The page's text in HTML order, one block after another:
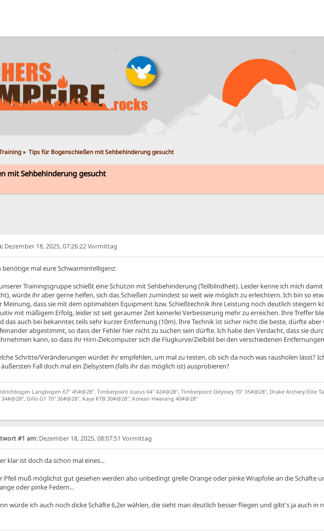
» Tips für Bogenschießen mit Sehbehinderung gesucht
mit Sehbehinderung gesucht
Dezember 18, 2025, 07:26:22 Vormittag
benötige mal eure Schwarmintelligenz:
Trainingsgruppe schießt eine Schützin mit Sehbehinderung (Teilblindheit). Leider kenne ich mich
würde ihr aber gerne helfen, sich das Schießen zumindest so weit wie möglich zu erleichtern. Ich bin so
Meinung, dass sie mit dem optimalsten Equipment bzw. Schießtechnik ihre Leistung noch deutlich steigern
mit mäßigem Erfolg, leider ist seit geraumer Zeit keinerlei Verbesserung mehr zu erreichen. Ihre Treffer
das auch bei bekannter, teils sehr kurzer Entfernung (10m). Ihre Technik ist sicher nicht die beste, dürfte
abgestimmt, so dass der Fehler hier nicht zu suchen sein dürfte. Ich habe den Verdacht, dass sie
kann, so dass ihr Hirn-Zielcomputer sich die Flugkurve/Zielbild bei den verschiedenen
Schritte/Veränderungen würdet ihr empfehlen, um mal zu testen, ob sich da noch was rausholen lässt?
Fall doch mal ein Zielsystem (falls ihr das möglich ist) ausprobieren?
Langbogen 67" 45#@28", Timberpoint Icarus 64" 42#@28", Timberpoint Odyssey 70" 35#@28", Drake Archery Elite
34#@28", Gillo G1 70" 36#@28", Kaya KTB 30#@28", Korean Hwarang 40#@28"
#1 am:Dezember 18, 2025, 08:07:51 Vormittag
klar ist doch da schon mal eines...
Pfeil muß möglichst gut gesehen werden also unbedingt grelle Orange oder pinke Wrapfolie an die Schäfte
oder pinke Federn...
würde ich auch noch dicke Schäfte 6,2er wählen, die sieht man deutlich besser fliegen und gibt's ja auch in